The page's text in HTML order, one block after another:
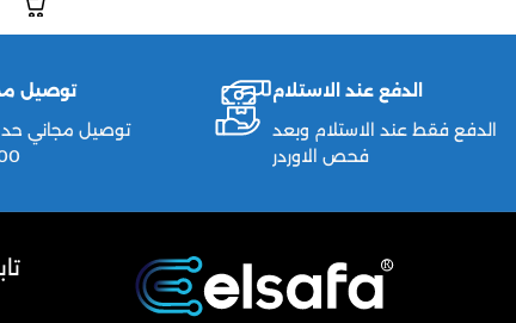
الدفع عند الاستلام
الدفع فقط عند الاستلام وبعد
فحص الاوردر
توصيل
توصيل مجاني حد